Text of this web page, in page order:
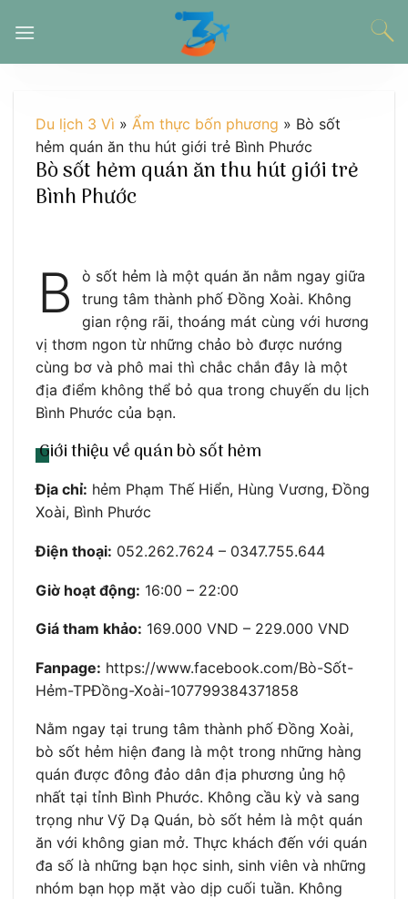
đến
Du lịch 3 Vì » Ẩm thực bốn phương » Bò sốt
hẻm quán ăn thu hút giới trẻ Bình Phước
Bò sốt hẻm quán ăn thu hút giới trẻ
Bình Phước
B
ò sốt hẻm là một quán ăn nằm ngay giữa
trung tâm thành phố Đồng Xoài. Không
gian rộng rãi, thoáng mát cùng với hương
vị thơm ngon từ những chảo bò được nướng
cùng bơ và phô mai thì chắc chắn đây là một
địa điểm không thể bỏ qua trong chuyến du lịch
Bình Phước của bạn.
Giới thiệu về quán bò sốt hẻm
Địa chỉ: hẻm Phạm Thế Hiển, Hùng Vương, Đồng
Xoài, Bình Phước
Điện thoại: 052.262.7624 – 0347.755.644
Giờ hoạt động: 16:00 – 22:00
Giá tham khảo: 169.000 VND – 229.000 VND
Fanpage: https://www.facebook.com/Bò-Sốt-
Hẻm-TPĐồng-Xoài-107799384371858
Nằm ngay tại trung tâm thành phố Đồng Xoài,
bò sốt hẻm hiện đang là một trong những hàng
quán được đông đảo dân địa phương ủng hộ
nhất tại tỉnh Bình Phước. Không cầu kỳ và sang
trọng như Vỹ Dạ Quán, bò sốt hẻm là một quán
ăn với không gian mở. Thực khách đến với quán
đa số là những bạn học sinh, sinh viên và những
nhóm bạn họp mặt vào dịp cuối tuần. Không